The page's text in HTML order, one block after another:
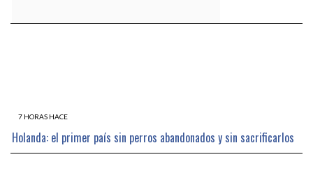
7 HORAS HACE
Holanda: el primer país sin perros abandonados y sin sacrificarlos